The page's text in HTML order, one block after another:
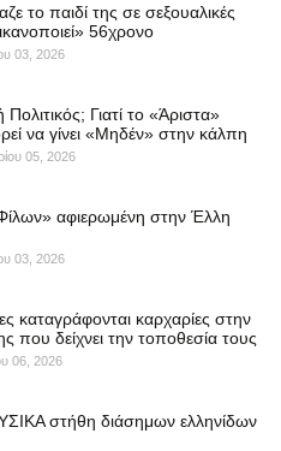
το παιδί της σε σεξουαλικές
56χρονο
03, 2026
Πολιτικός; Γιατί το «Άριστα»
να γίνει «Μηδέν» στην κάλπη
05, 2026
αφιερωμένη στην Έλλη
03, 2026
καταγράφονται καρχαρίες στην
που δείχνει την τοποθεσία τους
06, 2026
στήθη διάσημων ελληνίδων